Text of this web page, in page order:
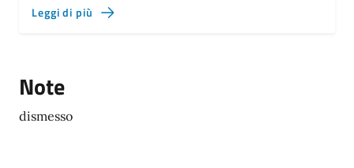
Leggi di più
Note
dismesso